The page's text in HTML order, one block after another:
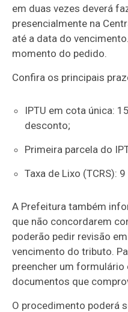
em duas vezes deverá
presencialmente na
até a data do
momento do pedido.
Confira os principais
IPTU em cota única:
desconto;
Primeira parcela do
Taxa de Lixo (TCRS):
A Prefeitura também
que não concordarem
poderão pedir revisão
vencimento do tributo.
preencher um
documentos que
O procedimento poderá